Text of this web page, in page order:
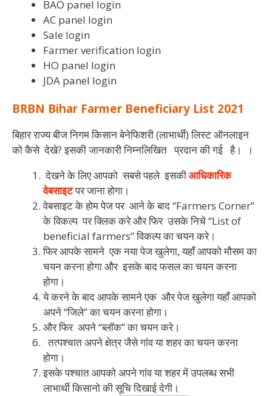
BAO panel login
AC panel login
Sale login
Farmer verification login
HO panel login
JDA panel login
BRBN Bihar Farmer Beneficiary List 2021
बिहार राज्य बीज निगम किसान बेनेफिशरी (लाभार्थी) लिस्ट ऑनलाइन
को कैसे देखे? इसकी जानकारी निम्नलिखित प्रदान की गई है। ।
देखने के लिए आपको सबसे पहले इसकीआधिकारिक
वेबसाइटपर जाना होगा।
वेबसाइट के होम पेज पर आने के बाद “Farmers Corner”
के विकल्प पर क्लिक करे और फिर उसके निचे “List of
beneficial farmers” विकल्प का चयन करे।
फिर आपके सामने एक नया पेज खुलेगा, यहाँ आपको मौसम का
चयन करना होगा और इसके बाद फसल का चयन करना
होगा।
ये करने के बाद आपके सामने एक और पेज खुलेगा यहाँ आपको
अपने “जिले” का चयन करना होगा।
और फिर अपने “ब्लॉक” का चयन करे।
तत्पश्चात अपने क्षेत्र जैसे गांव या शहर का चयन करना
होगा।
इसके पश्चात आपको अपने गांव या शहर में उपलब्ध सभी
लाभार्थी किसानो की सूचि दिखाई देगी।